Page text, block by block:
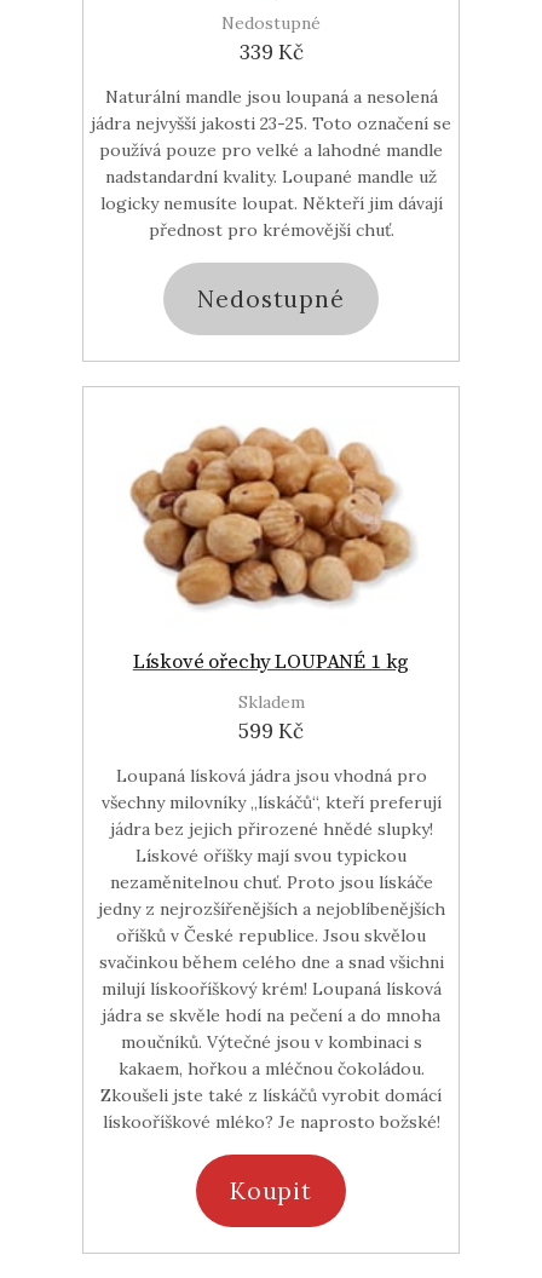
Nedostupné
339 Kč
Naturální mandle jsou loupaná a nesolená
jádra nejvyšší jakosti 23-25. Toto označení se
používá pouze pro velké a lahodné mandle
nadstandardní kvality. Loupané mandle už
logicky nemusíte loupat. Někteří jim dávají
přednost pro krémovější chuť.
Nedostupné
Lískové ořechy LOUPANÉ 1 kg
Skladem
599 Kč
Loupaná lísková jádra jsou vhodná pro
všechny milovníky „lískáčů“, kteří preferují
jádra bez jejich přirozené hnědé slupky!
Lískové oříšky mají svou typickou
nezaměnitelnou chuť. Proto jsou lískáče
jedny z nejrozšířenějších a nejoblíbenějších
oříšků v České republice. Jsou skvělou
svačinkou během celého dne a snad všichni
milují lískooříškový krém! Loupaná lísková
jádra se skvěle hodí na pečení a do mnoha
moučníků. Výtečné jsou v kombinaci s
kakaem, hořkou a mléčnou čokoládou.
Zkoušeli jste také z lískáčů vyrobit domácí
lískooříškové mléko? Je naprosto božské!
Koupit